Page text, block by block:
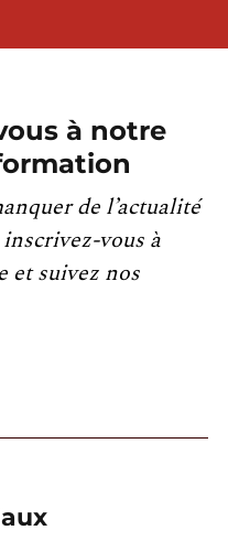
à notre
de l’actualité
vous à
suivez nos